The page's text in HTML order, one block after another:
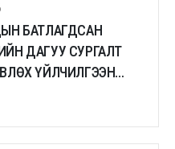
БАТЛАГДСАН
ДАГУУ СУРГАЛТ
ҮЙЛЧИЛГЭЭНИЙ